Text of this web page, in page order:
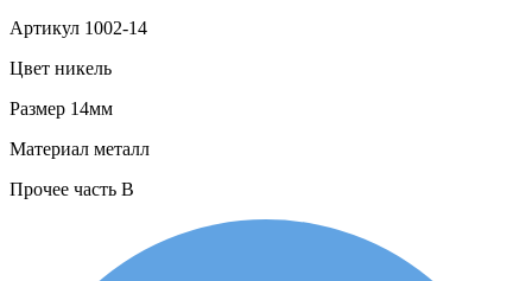
Артикул 1002-14
Цвет никель
Размер 14мм
Материал металл
Прочее часть В